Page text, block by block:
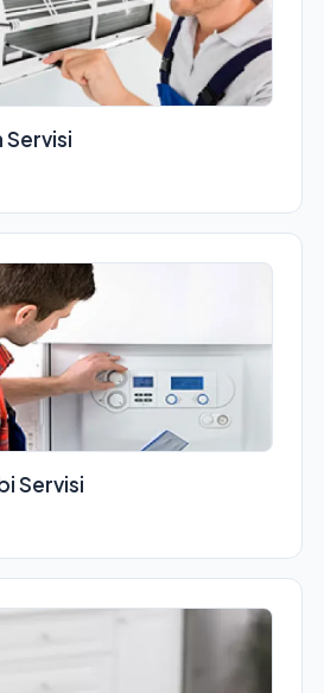
Servisi
Servisi